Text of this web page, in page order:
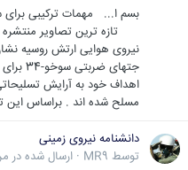
تازه ترین تصاویر
نیروی هوایی ارتش روسیه
جتهای ضربتی
اهداف خود به آرایش
مسلح شده اند . براساس این
دانشنامه نیروی زمینی
توسط MR9
· ارسال شده در